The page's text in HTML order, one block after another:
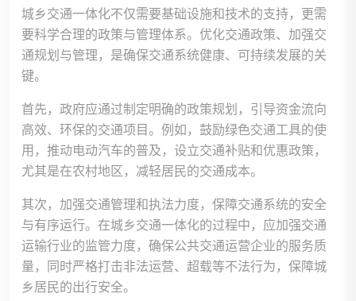
城乡交通一体化不仅需要基础设施和技术的支持，更需
要科学合理的政策与管理体系。优化交通政策、加强交
通规划与管理，是确保交通系统健康、可持续发展的关
键。
首先，政府应通过制定明确的政策规划，引导资金流向
高效、环保的交通项目。例如，鼓励绿色交通工具的使
用，推动电动汽车的普及，设立交通补贴和优惠政策，
尤其是在农村地区，减轻居民的交通成本。
其次，加强交通管理和执法力度，保障交通系统的安全
与有序运行。在城乡交通一体化的过程中，应加强交通
运输行业的监管力度，确保公共交通运营企业的服务质
量，同时严格打击非法运营、超载等不法行为，保障城
乡居民的出行安全。